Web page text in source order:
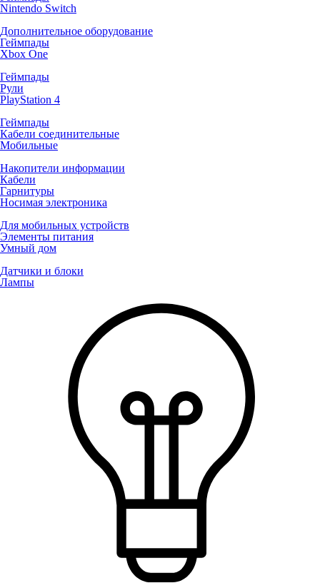
Nintendo Switch
Дополнительное оборудование
Геймпады
Xbox One
Геймпады
Рули
PlayStation 4
Геймпады
Кабели соединительные
Мобильные
Накопители информации
Кабели
Гарнитуры
Носимая электроника
Для мобильных устройств
Элементы питания
Умный дом
Датчики и блоки
Лампы